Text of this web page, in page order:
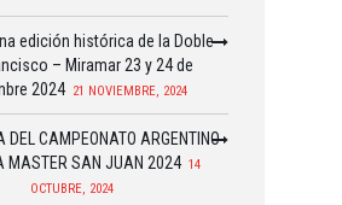
edición histórica de la Doble
– Miramar 23 y 24 de
2024 21 NOVIEMBRE, 2024
DEL CAMPEONATO ARGENTINO
MASTER SAN JUAN 2024 14
OCTUBRE, 2024